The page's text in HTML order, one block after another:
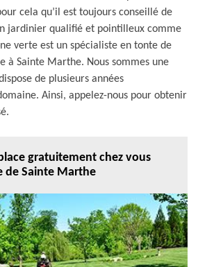
cela qu’il est toujours conseillé de
jardinier qualifié et pointilleux comme
verte est un spécialiste en tonte de
à Sainte Marthe. Nous sommes une
de plusieurs années
Ainsi, appelez-nous pour obtenir
gratuitement chez vous
de Sainte Marthe